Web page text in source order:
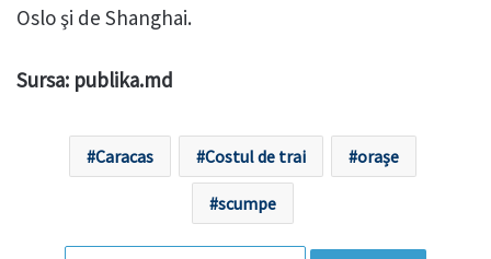
Oslo şi de Shanghai.
Sursa: publika.md
Caracas Costul de trai orașe
scumpe